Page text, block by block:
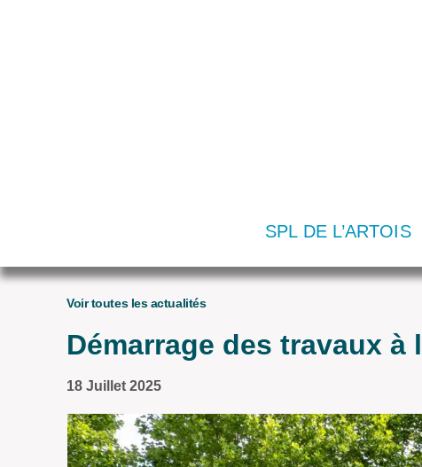
SPL DE L’ARTOIS
Voir toutes les actualités
Démarrage des travaux
18 Juillet 2025